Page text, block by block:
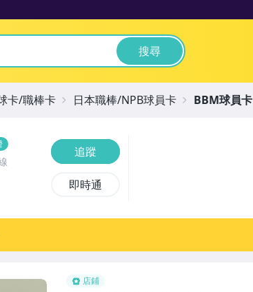
搜尋
店鋪
追蹤
即時通
卡/職棒卡 日本職棒/NPB球員卡 BBM球員卡